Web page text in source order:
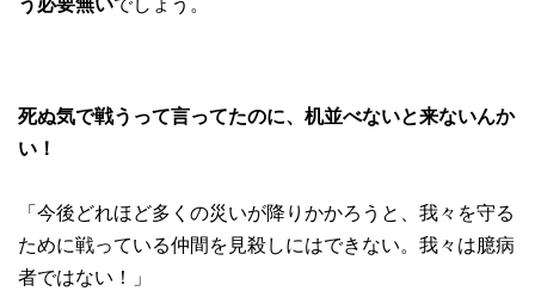
死ぬ気で戦うって言ってたのに、机並べないと来ないんか
い！
「今後どれほど多くの災いが降りかかろうと、我々を守る
ために戦っている仲間を見殺しにはできない。我々は臆病
者ではない！」